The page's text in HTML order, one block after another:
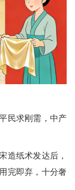
民求刚需，中产
造纸术发达后，
完即弃，十分奢